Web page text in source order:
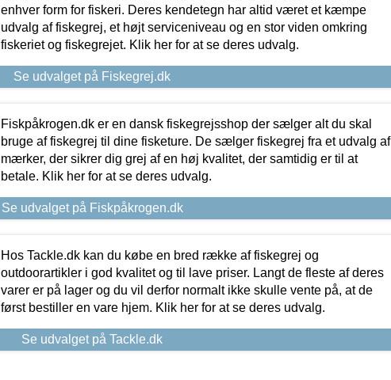
enhver form for fiskeri. Deres kendetegn har altid været et kæmpe
udvalg af fiskegrej, et højt serviceniveau og en stor viden omkring
fiskeriet og fiskegrejet. Klik her for at se deres udvalg.
Se udvalget på Fiskegrej.dk
Fiskpåkrogen.dk er en dansk fiskegrejsshop der sælger alt du skal
bruge af fiskegrej til dine fisketure. De sælger fiskegrej fra et udvalg af
mærker, der sikrer dig grej af en høj kvalitet, der samtidig er til at
betale. Klik her for at se deres udvalg.
Se udvalget på Fiskpåkrogen.dk
Hos Tackle.dk kan du købe en bred række af fiskegrej og
outdoorartikler i god kvalitet og til lave priser. Langt de fleste af deres
varer er på lager og du vil derfor normalt ikke skulle vente på, at de
først bestiller en vare hjem. Klik her for at se deres udvalg.
Se udvalget på Tackle.dk